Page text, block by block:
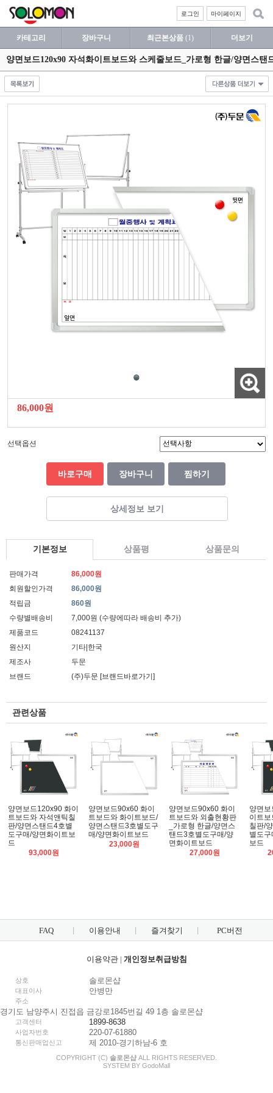
마이페이지
로그인
카테고리 장바구니 최근본상품 (1) 더보기
양면보드120x90 자석화이트보드와 스케줄보드_가로형 한글/양면스
86,000원
선택옵션
바로구매 장바구니 찜하기
상세정보 보기
기본정보 상품평 상품문의
판매가격
86,000원
회원할인가격
86,000원
적립금
860원
수량별배송비
7,000원 (수량에따라 배송비 추가)
제품코드
08241137
원산지
기타|한국
제조사
두문
브랜드
(주)두문 [브랜드바로가기]
관련상품
양면보드120x90 화이
트보드와 자석앤틱칠
판/양면스탠드4호별
도구매/양면화이트보
드
93,000원
양면보드90x60 화이
트보드와 화이트보드/
양면스탠드3호별도구
매/양면화이트보드
23,000원
양면보드90x60 화이
트보드와 외출현황판
_가로형 한글/양면스
탠드3호별도구매/양
면화이트보드
27,000원
양면
이트
칠판/
별도
보드
FAQ 이용안내 즐겨찾기 PC버전
이용약관| 개인정보취급방침
상호 솔로몬샵
대표이사 안병만
주소
경기도 남양주시 진접읍 금강로1845번길 49 1층 솔로몬샵
고객센터 1899-8638
사업자번호 220-07-61880
통신판매업신고 제 2010-경기하남-6 호
COPYRIGHT (C) 솔로몬샵 ALL RIGHTS RESERVED.
SYSTEM BY GodoMall